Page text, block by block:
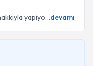
yapiyo...devamı